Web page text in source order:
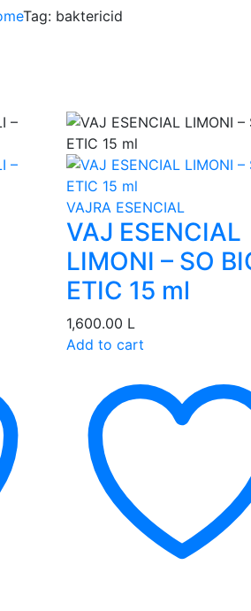
Tag: baktericid
VAJRA ESENCIAL
VAJ ESENCIAL
LIMONI – SO
ETIC 15 ml
1,600.00 L
Add to cart